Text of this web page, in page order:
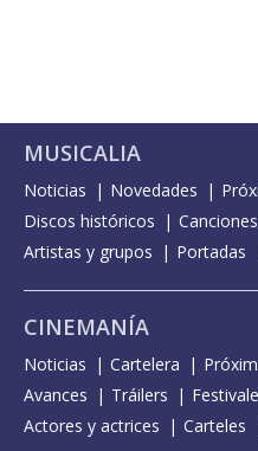
MUSICALIA
Noticias Novedades
Discos históricos
Canciones
Artistas y grupos
Portadas
CINEMANÍA
Noticias Cartelera
Avances
Tráilers
Actores y actrices
Carteles